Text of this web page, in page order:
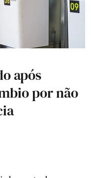
após
por não